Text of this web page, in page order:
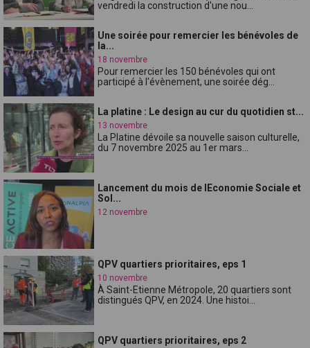
vendredi la construction d'une nou...
Une soirée pour remercier les bénévoles de
la...
18 novembre
Pour remercier les 150 bénévoles qui ont
participé à l'évènement, une soirée dég...
La platine : Le design au cur du quotidien st...
13 novembre
La Platine dévoile sa nouvelle saison culturelle,
du 7 novembre 2025 au 1er mars...
Lancement du mois de lEconomie Sociale et
Sol...
12 novembre
QPV quartiers prioritaires, eps 1
10 novembre
À Saint-Etienne Métropole, 20 quartiers sont
distingués QPV, en 2024. Une histoi...
QPV quartiers prioritaires, eps 2